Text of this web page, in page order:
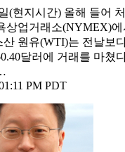
(현지시간) 올해 들어
상업거래소(NYMEX)에
원유(WTI)는 전날보
달러에 거래를 마쳤
PM PDT